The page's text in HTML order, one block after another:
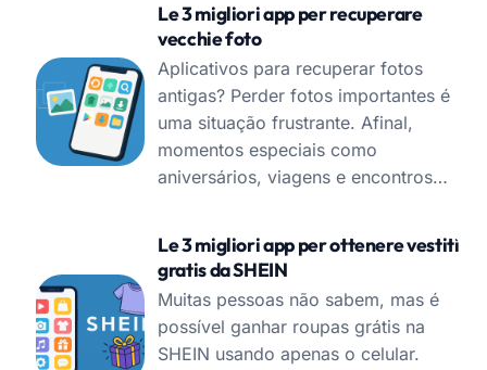
Le 3 migliori app per recuperare
vecchie foto
Aplicativos para recuperar fotos
antigas? Perder fotos importantes é
uma situação frustrante. Afinal,
momentos especiais como
aniversários, viagens e encontros…
Le 3 migliori app per ottenere vestiti
gratis da SHEIN
Muitas pessoas não sabem, mas é
possível ganhar roupas grátis na
SHEIN usando apenas o celular.